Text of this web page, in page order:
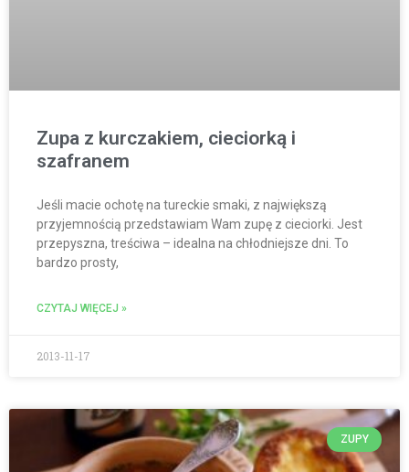
Zupa z kurczakiem, cieciorką i
szafranem
Jeśli macie ochotę na tureckie smaki, z największą
przyjemnością przedstawiam Wam zupę z cieciorki. Jest
przepyszna, treściwa – idealna na chłodniejsze dni. To
bardzo prosty,
CZYTAJ WIĘCEJ »
2013-11-17
ZUPY